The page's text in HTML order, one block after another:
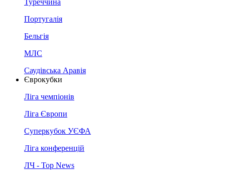
Туреччина
Португалія
Бельгія
МЛС
Саудівська Аравія
Єврокубки
Ліга чемпіонів
Ліга Європи
Суперкубок УЄФА
Ліга конференцій
ЛЧ - Top News